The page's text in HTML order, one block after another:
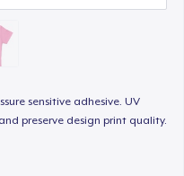
sensitive adhesive. UV
preserve design print quality.